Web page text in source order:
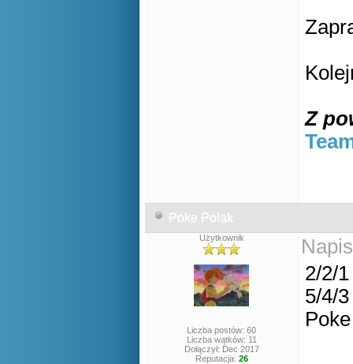
Z
Poke Polak
Użytkownik
Liczba postów: 60
Liczba wątków: 11
Dołączył: Dec 2017
Reputacja: 26
2/2/1
5/4/3